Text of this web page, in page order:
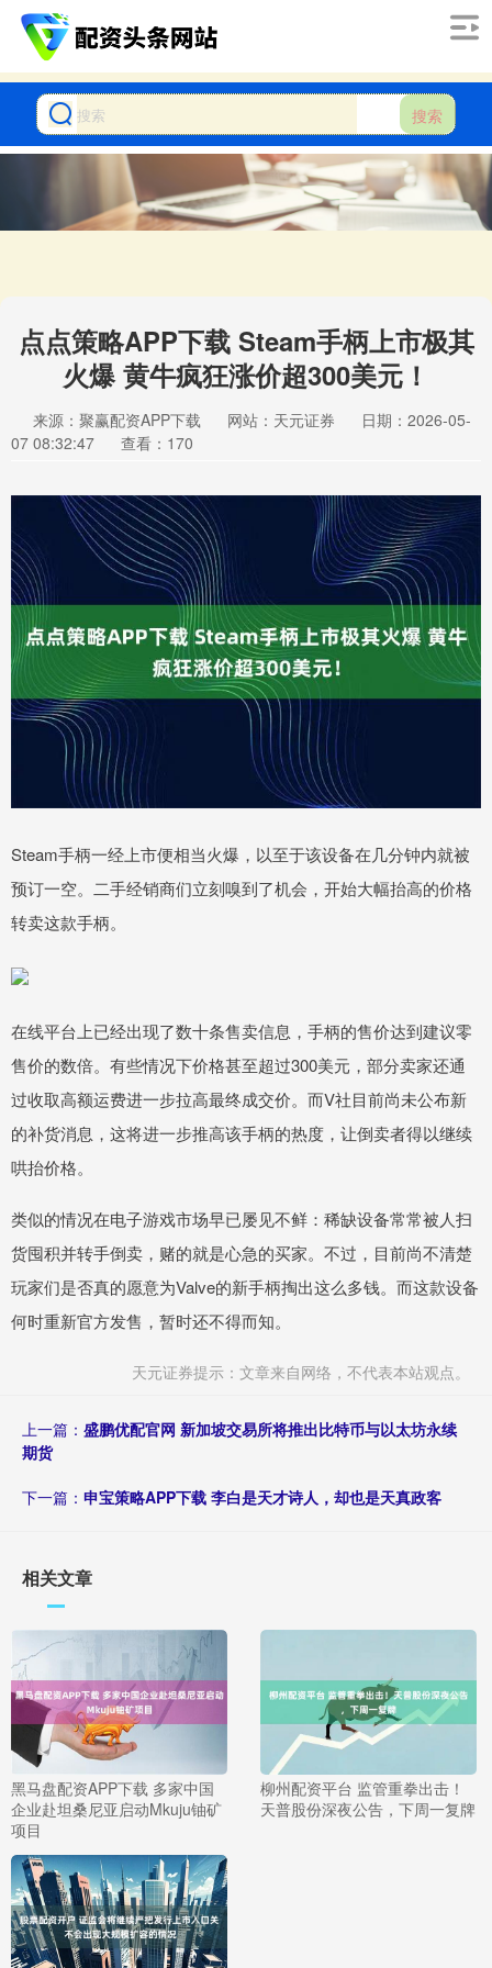
搜索
点点策略APP下载 Steam手柄上市极其
火爆 黄牛疯狂涨价超300美元！
来源：聚赢配资APP下载 网站：天元证券
日期：2026-05-
07 08:32:47
查看：170
Steam手柄一经上市便相当火爆，以至于该设备在几分钟内就被
预订一空。二手经销商们立刻嗅到了机会，开始大幅抬高的价格
转卖这款手柄。
在线平台上已经出现了数十条售卖信息，手柄的售价达到建议零
售价的数倍。有些情况下价格甚至超过300美元，部分卖家还通
过收取高额运费进一步拉高最终成交价。而V社目前尚未公布新
的补货消息，这将进一步推高该手柄的热度，让倒卖者得以继续
哄抬价格。
类似的情况在电子游戏市场早已屡见不鲜：稀缺设备常常被人扫
货囤积并转手倒卖，赌的就是心急的买家。不过，目前尚不清楚
玩家们是否真的愿意为Valve的新手柄掏出这么多钱。而这款设备
何时重新官方发售，暂时还不得而知。
天元证券提示：文章来自网络，不代表本站观点。
上一篇： 盛鹏优配官网 新加坡交易所将推出比特币与以太坊永续
期货
下一篇： 申宝策略APP下载 李白是天才诗人，却也是天真政客
相关文章
黑马盘配资APP下载 多家中国
企业赴坦桑尼亚启动Mkuju铀矿
项目
柳州配资平台 监管重拳出击！
天普股份深夜公告，下周一复牌